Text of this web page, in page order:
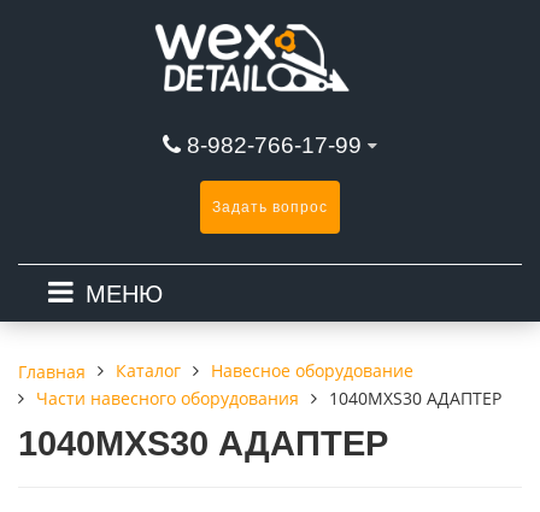
8-982-766-17-99
Задать вопрос
МЕНЮ
Главная Каталог
Навесное оборудование
Части навесного оборудования
1040MXS30 АДАПТЕР
1040MXS30 АДАПТЕР